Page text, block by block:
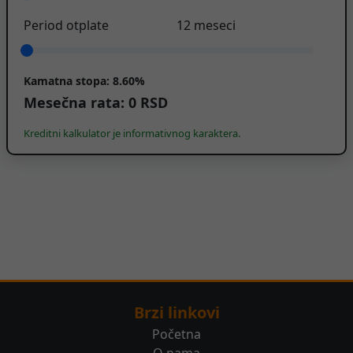
Period otplate 12 meseci
Kamatna stopa: 8.60%
Mesečna rata: 0 RSD
Kreditni kalkulator je informativnog karaktera.
Brzi linkovi
Početna